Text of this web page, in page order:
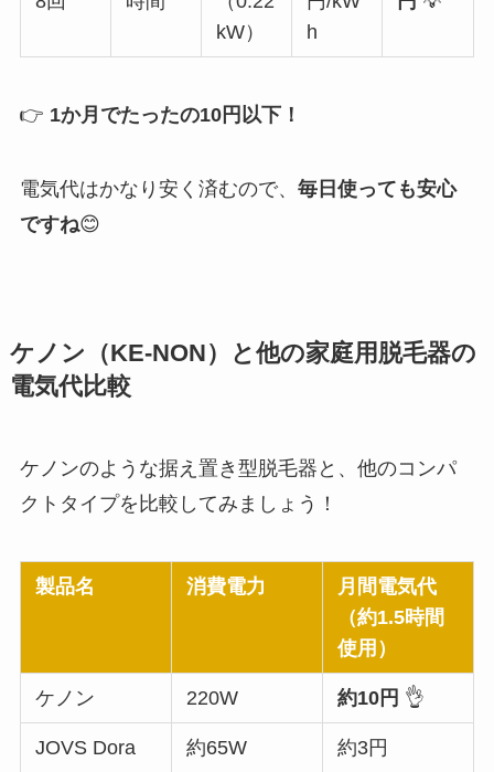
kW）
h
👉 1か月でたったの10円以下！
電気代はかなり安く済むので、 毎日使っても安心
ですね😊
ケノン（KE-NON）と他の家庭用脱毛器の
電気代比較
ケノンのような据え置き型脱毛器と、他のコンパ
クトタイプを比較してみましょう！
製品名 消費電力
月間電気代
（約1.5時間
使用）
ケノン 220W 約10円 👌
JOVS Dora 約65W 約3円